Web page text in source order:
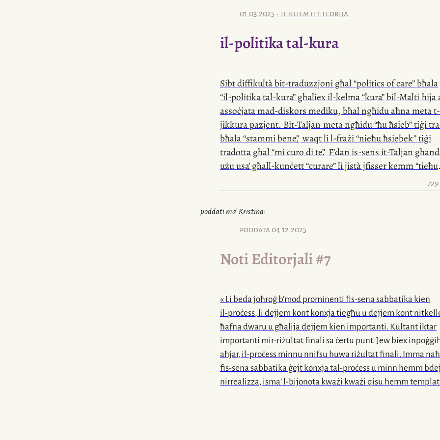
noħroġ fuq barra biex insegwit-tluq
Minflok, nipprova nħares ’il barra minn tieqa mtappna
bil-melħ , bix-xemx iddejjaqni tisreġ u b’balla basktijiet
mill-Belt Valletta sa Pozzallo ma kelli ebda għażla ħlief li
Catania, biex minn hemm stajt inkompli b’kowċ oħra
01.03.2025 il-kliem fit-teorija
il-politikatal-kura
Sibt diffikultàbit-traduzzjonigħal “politics of care” bħala
“il-politikatal-kura” għaliexil-kelma“kura”bil-Maltihija
assoċjatamad-diskorsmediku, bħal ngħidu aħna meta
jikkura pazjent.Bit-Taljanmeta ngħidu “ħu ħsieb” tiġi
bħala “stammi bene”
,waqt lil-frażi“nieħu ħsiebek” tiġi
tradotta għal “mi curo di te”
.F’danis-sensit-Taljan
użu usa’ għall-kunċett “curare” li jistà jfisser kemm “tieħu
ma nħossx li
l-kelma“kura” hija adatta biex taqbadil-kunċettta
care”.
poddati ma’ Kristina:
poddata 04.12.2025
Noti Editorjali#7
« Li beda joħroġ b’mod prominenti fis-sena sabbatika kien
il-proċess, li dejjem kont konxja tiegħu u dejjem kont
ħafna dwaru u għalija dejjem kien importanti. Kultant iktar
importanti mir-riżultatfinali sa ċertu punt. Jew biex
aħjar, il-proċess minnu nnifsu huwa riżultat finali. Imma
fis-sena sabbatika ġejt konxja tal-proċess u minn hemm
nirrealizza, isma’ l-bijonota kważi kważi qisu hemm